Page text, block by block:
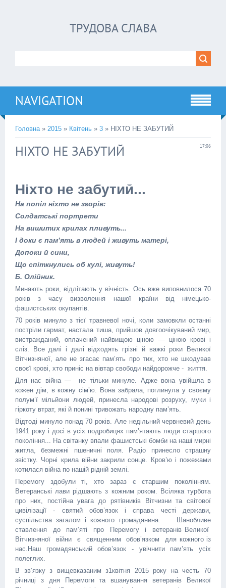
ТРУДОВА СЛАВА
NAVIGATION
Головна» 2015 » Квітень » 3 » НІХТО НЕ ЗАБУТИЙ
17:06
НІХТО НЕ ЗАБУТИЙ
Ніхто не забутий...
На попіл ніхто не згорів:
Солдатські портрети
На вишитих крилах пливуть...
І доки є пам’ять в людей і живуть матері,
Допоки й сини,
Що спіткнулись об кулі, живуть!
Б. Олійник.
Минають роки, відлітають у вічність. Ось вже виповнилося 70
років з часу визволення нашої країни від німецько-
фашистських окупантів.
70 років минуло з тієї травневої ночі, коли замовкли останні
постріли гармат, настала тиша, прийшов довгоочікуваний мир,
вистражданий, оплачений найвищою ціною — ціною крові і
сліз. Все далі і далі відходять грізні й важкі роки Великої
Вітчизняної, але не згасає пам’ять про тих, хто не шкодував
своєї крові, хто приніс на вівтар свободи найдорожче - життя.
Для нас війна — не тільки минуле. Адже вона увійшла в
кожен дім, в кожну сім’ю. Вона забрала, поглинула у своєму
полум’ї мільйони людей, принесла народові розруху, муки і
гіркоту втрат, які й понині тривожать народну пам’ять.
Відтоді минуло понад 70 років. Але недільний червневий день
1941 року і досі в усіх подробицях пам’ятають люди старшого
покоління... На світанку впали фашистські бомби на наші мирні
житла, безмежні пшеничні поля. Радіо принесло страшну
звістку. Чорні крила війни закрили сонце. Кров’ю і по­жежами
котилася війна по нашій рідній землі.
Перемогу здобули ті, хто зараз є старшим поколінням.
Ветеранські лави рідшають з кожним роком. Всіляка турбота
про них, постійна увага до рятівників Вітчизни та світової
цивілізації - святий обов’язок і справа честі держави,
суспільства загалом і кожного громадянина. Шанобливе
ставлення до пам’яті про Перемогу і ветеранів Великої
Вітчизняної війни є священним обов’язком для кожного із
нас.Наш громадянський обов’язок - увічнити пам’ять усіх
полеглих.
В зв’язку з вищевказаним з1квітня 2015 року на честь 70
річниці з дня Перемоги та вшанування ветеранів Великої